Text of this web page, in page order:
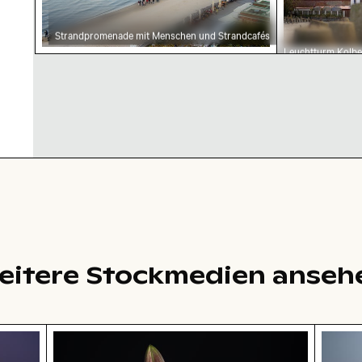
Strandpromenade mit Menschen und Strandcafés
Leuchtturm
Stockmedien
auf Küstenstadt bei Nacht
Leuchtend rosa Lilie mit Knospen vor